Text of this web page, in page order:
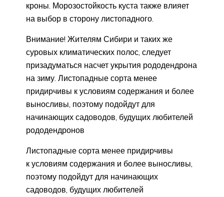
кроны. Морозостойкость куста также влияет
на выбор в сторону листопадного.
Внимание! Жителям Сибири и таких же
суровых климатических полос, следует
призадуматься насчет укрытия рододендрона
на зиму. Листопадные сорта менее
придирчивы к условиям содержания и более
выносливы, поэтому подойдут для
начинающих садоводов, будущих любителей
рододендронов
Листопадные сорта менее придирчивы
к условиям содержания и более выносливы,
поэтому подойдут для начинающих
садоводов, будущих любителей